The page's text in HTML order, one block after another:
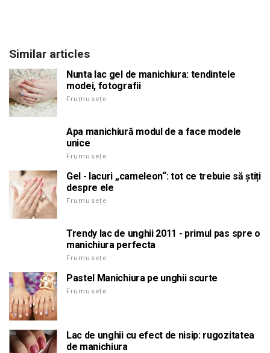
Similar articles
Nunta lac gel de manichiura: tendintele
modei, fotografii
Frumusețe
Apa manichiură modul de a face modele
unice
Frumusețe
Gel - lacuri „cameleon“: tot ce trebuie să știți
despre ele
Frumusețe
Trendy lac de unghii 2011 - primul pas spre o
manichiura perfecta
Frumusețe
Pastel Manichiura pe unghii scurte
Frumusețe
Lac de unghii cu efect de nisip: rugozitatea
de manichiura